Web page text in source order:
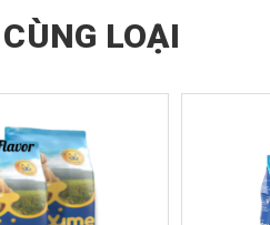
LOẠI